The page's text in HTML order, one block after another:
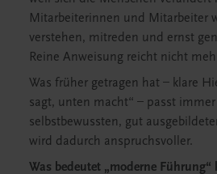
Mitarbeiterinnen und Mitarbeiter
verstehen, mitreden und ernst
Reine Anweisung reicht nicht
Was früher getragen hat – klare
sagt, unten macht“ – passt
selbstbewussten, gut
wird dadurch anspruchsvoller.
Was bedeutet „moderne Führung“